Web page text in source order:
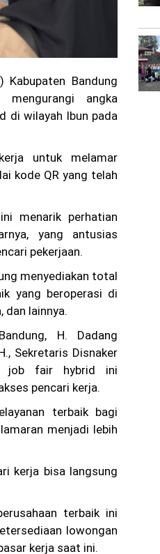
Kabupaten Bandung
mengurangi angka
di wilayah Ibun pada
untuk melamar
kode QR yang telah
menarik perhatian
yang antusias
pekerjaan.
menyediakan total
yang beroperasi di
dan lainnya.
H. Dadang
Sekretaris Disnaker
job fair hybrid ini
pencari kerja.
terbaik bagi
menjadi lebih
kerja bisa langsung
terbaik ini
lowongan
kerja saat ini.